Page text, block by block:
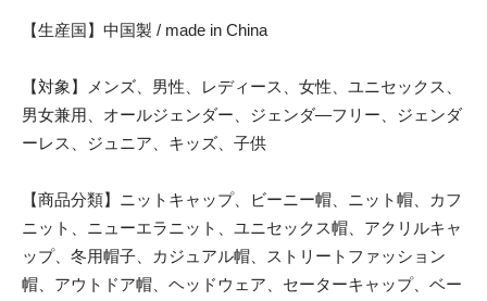
【生産国】中国製 / made in China
【対象】メンズ、男性、レディース、女性、ユニセックス、
男女兼用、オールジェンダー、ジェンダ―フリー、ジェンダ
ーレス、ジュニア、キッズ、子供
【商品分類】ニットキャップ、ビーニー帽、ニット帽、カフ
ニット、ニューエラニット、ユニセックス帽、アクリルキャ
ップ、冬用帽子、カジュアル帽、ストリートファッション
帽、アウトドア帽、ヘッドウェア、セーターキャップ、ベー